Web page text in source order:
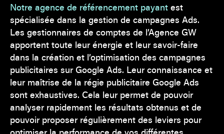
Notre agence de référencement payant est
spécialisée dans la gestion de campagnes Ads.
Les gestionnaires de comptes de l’Agence GW
apportent toute leur énergie et leur savoir-faire
dans la création et l’optimisation des campagnes
publicitaires sur Google Ads. Leur connaissance et
leur maîtrise de la régie publicitaire Google Ads
sont exhaustives. Cela leur permet de pouvoir
analyser rapidement les résultats obtenus et de
pouvoir proposer régulièrement des leviers pour